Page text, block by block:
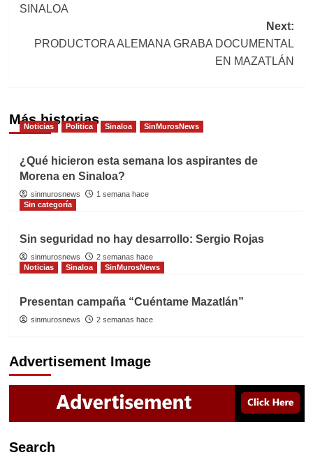
SINALOA
Next:
PRODUCTORA ALEMANA GRABA DOCUMENTAL
EN MAZATLÁN
Más historias
Noticias Politica Sinaloa SinMurosNews
¿Qué hicieron esta semana los aspirantes de
Morena en Sinaloa?
sinmurosnews
1 semana hace
Sin categoría
Sin seguridad no hay desarrollo: Sergio Rojas
sinmurosnews
2 semanas hace
Noticias
Sinaloa SinMurosNews
Presentan campaña “Cuéntame Mazatlán”
sinmurosnews 2 semanas hace
Advertisement Image
Search